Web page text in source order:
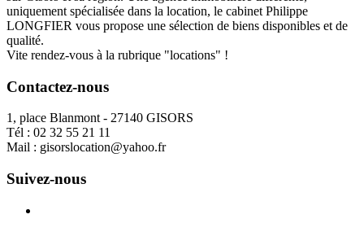
uniquement spécialisée dans la location, le cabinet Philippe
LONGFIER vous propose une sélection de biens disponibles et de
qualité.
Vite rendez-vous à la rubrique "locations" !
Contactez-nous
1, place Blanmont - 27140 GISORS
Tél : 02 32 55 21 11
Mail : gisorslocation@yahoo.fr
Suivez-nous